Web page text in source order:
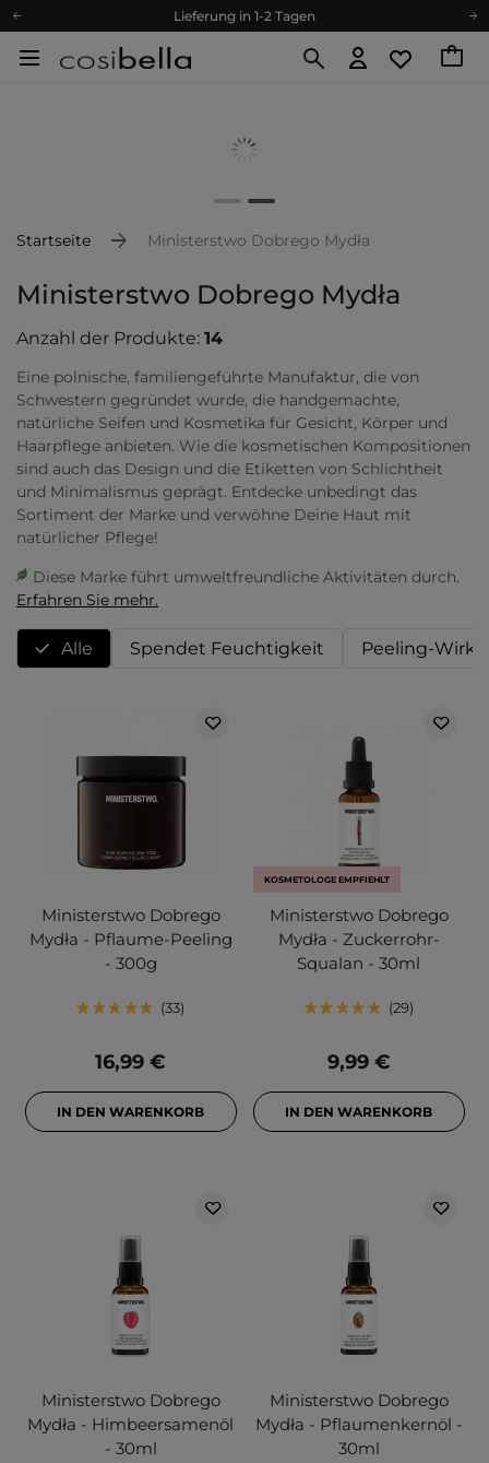
Lieferung in 1-2 Tagen
Empfehle uns weiter und sammle noch mehr Punkte
Versand nach Deutschland und Österreich
Lieferung in 1-2 Tagen
Empfehle uns weiter und sammle noch mehr Punkte
Ökologie
Startseite Ministerstwo Dobrego Mydła
Ministerstwo Dobrego Mydła
Anzahl der Produkte: 14
Eine polnische, familiengeführte Manufaktur, die von
Schwestern gegründet wurde, die handgemachte,
natürliche Seifen und Kosmetika für Gesicht, Körper und
Haarpflege anbieten. Wie die kosmetischen Kompositionen
sind auch das Design und die Etiketten von Schlichtheit
und Minimalismus geprägt. Entdecke unbedingt das
Sortiment der Marke und verwöhne Deine Haut mit
natürlicher Pflege!
Diese Marke führt umweltfreundliche Aktivitäten durch.
Erfahren Sie mehr.
Alle Spendet Feuchtigkeit Peeling-
Ministerstwo Dobrego
Mydła - Pflaume-Peeling
- 300g
33
16,99 €
IN DEN WARENKORB
KOSMETOLOGE EMPFIEHLT
Ministerstwo Dobrego
Mydła - Zuckerrohr-
Squalan - 30ml
29
9,99 €
IN DEN WARENKORB
Ministerstwo Dobrego
Mydła - Himbeersamenöl
- 30ml
Ministerstwo Dobrego
Mydła - Pflaumenkernöl -
30ml